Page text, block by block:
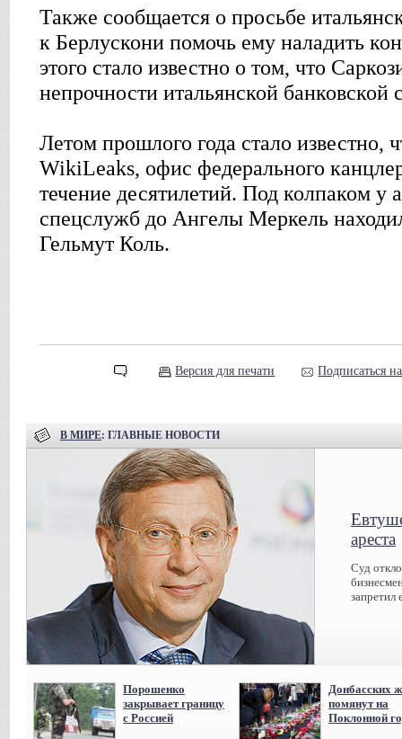
Также сообщается о просьбе
к Берлускони помочь ему наладить
этого стало известно о том, что
непрочности итальянской банковской
Летом прошлого года стало известно,
WikiLeaks, офис федерального
течение десятилетий. Под колпаком у
спецслужб до Ангелы Меркель
Гельмут Коль.
Версия для печати Подписаться
В МИРЕ: ГЛАВНЫЕ НОВОСТИ
ареста
Суд
запретил
Порошенко
закрывает границу
с Россией
Донбасских
помянут на
Поклонной